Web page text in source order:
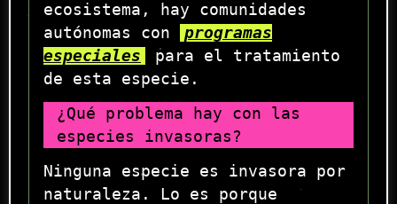
ecosistema, hay comunidades
autónomas con
programas
especiales
para el tratamiento
de esta especie.
¿Qué problema hay con las
especies invasoras?
Ninguna especie es invasora por
naturaleza. Lo es porque